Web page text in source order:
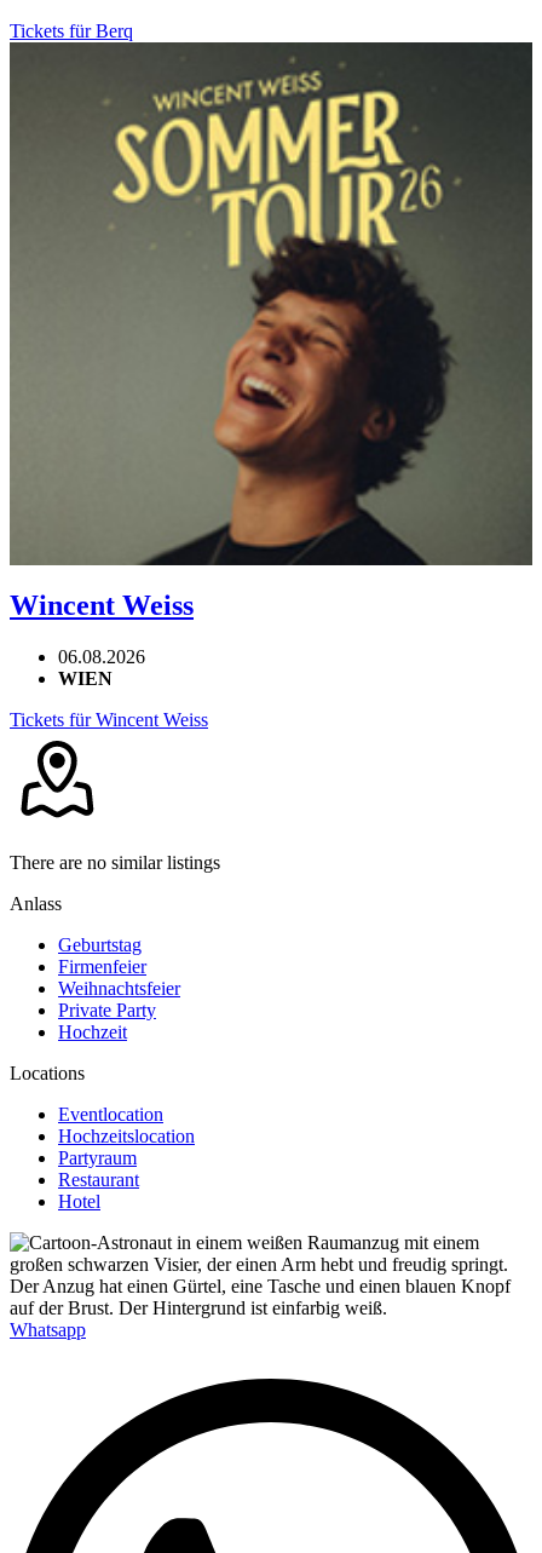
Tickets für Berq
Wincent Weiss
06.08.2026
WIEN
Tickets für Wincent Weiss
There are no similar listings
Anlass
Geburtstag
Firmenfeier
Weihnachtsfeier
Private Party
Hochzeit
Locations
Eventlocation
Hochzeitslocation
Partyraum
Restaurant
Hotel
Whatsapp